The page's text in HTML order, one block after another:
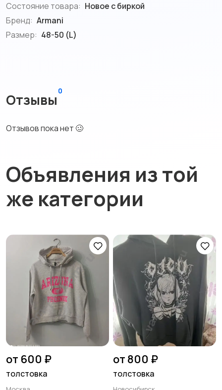
Состояние товара: Новое с биркой
Бренд: Armani
Размер: 48-50 (L)
Отзывы
0
Отзывов пока нет 🥴
Объявления из той
же категории
от 600 ₽
толстовка
от 800 ₽
толстовка